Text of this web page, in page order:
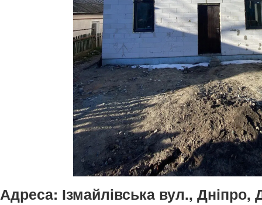
Адреса: Ізмайлівська вул., Дніпро,